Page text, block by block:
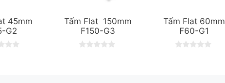
45mm
G2
Tấm Flat 150mm
F150-G3
Tấm Flat 60mm
F60-G1